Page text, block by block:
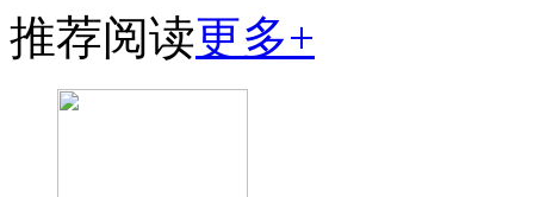
推荐阅读更多+